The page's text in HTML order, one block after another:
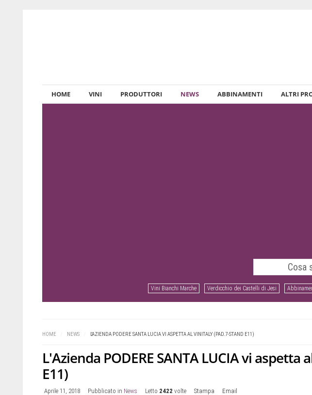
HOME VINI PRODUTTORI NEWS ABBINAMENTI ALTRI
Vini Bianchi Marche Verdicchio dei Castelli di Jesi
HOME NEWS L'AZIENDA PODERE SANTA LUCIA VI ASPETTA AL VINITALY (PAD.7-STAND E11)
L'Azienda PODERE SANTA LUCIA vi aspetta
E11)
Aprile 11, 2018 Pubblicato in News Letto 2422 volte Stampa Email